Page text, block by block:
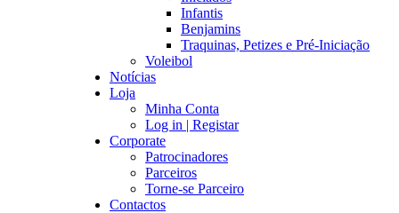
Infantis
Benjamins
Traquinas, Petizes e Pré-Iniciação
Voleibol
Notícias
Loja
Minha Conta
Log in | Registar
Corporate
Patrocinadores
Parceiros
Torne-se Parceiro
Contactos